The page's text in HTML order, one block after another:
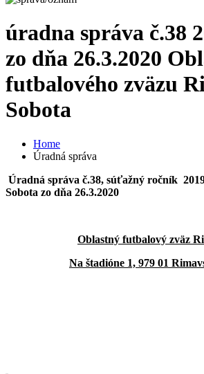
úradna správa č.38
zo dňa 26.3.2020
futbalového zväzu
Sobota
Home
Úradná správa
Úradná správa č.38, súťažný ročník
Sobota zo dňa 26.3.2020
Oblastný futbalový zväz
Na štadióne 1, 979 01